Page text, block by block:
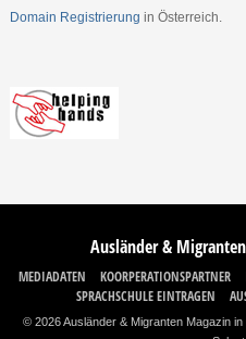
Domain Registrierung in Österreich.
Ausländer &
MEDIADATEN KOORPERATIONSPARTNER
SPRACHSCHULE EINTRAGEN
© 2026 Ausländer & Migranten Magazin